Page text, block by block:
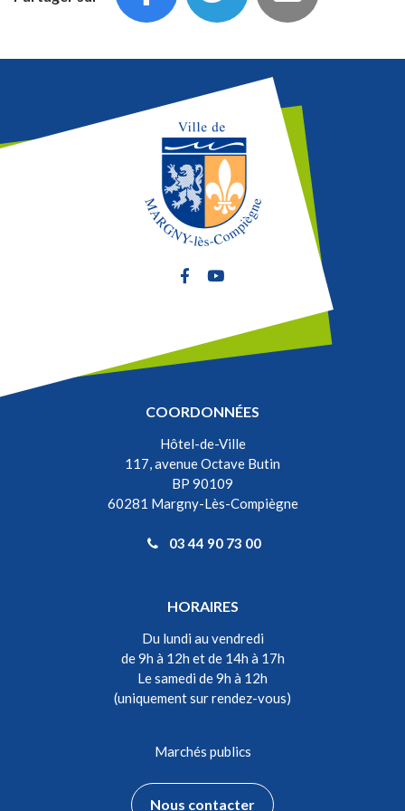
Lien vers le compte Facebook
Lien vers la chaîne Youtube
COORDONNÉES
Hôtel-de-Ville
117, avenue Octave Butin
BP 90109
60281 Margny-Lès-Compiègne
03 44 90 73 00
HORAIRES
Du lundi au vendredi
de 9h à 12h et de 14h à 17h
Le samedi de 9h à 12h
(uniquement sur rendez-vous)
Marchés publics
Nous contacter